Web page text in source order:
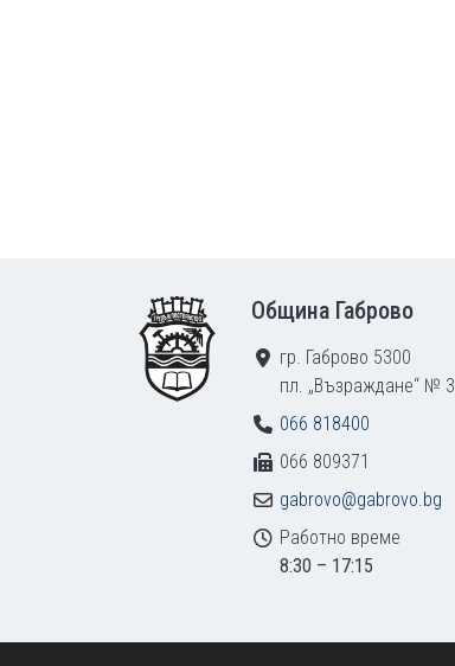
Община Габрово
гр. Габрово 5300
пл. „Възраждане“ № 3
066 818400
066 809371
gabrovo@gabrovo.bg
Работно време
8:30 – 17:15